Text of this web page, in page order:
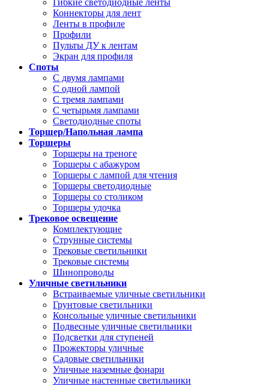
Гибкие светодиодные ленты
Коннекторы для лент
Ленты в профиле
Профили
Пульты ДУ к лентам
Экран для профиля
Споты
С двумя лампами
С одной лампой
С тремя лампами
С четырьмя лампами
Светодиодные споты
Торшер/Напольная лампа
Торшеры
Торшеры на треноге
Торшеры с абажуром
Торшеры с лампой для чтения
Торшеры светодиодные
Торшеры со столиком
Торшеры удочка
Трековое освещение
Комплектующие
Струнные системы
Трековые светильники
Трековые системы
Шинопроводы
Уличные светильники
Встраиваемые уличные светильники
Грунтовые светильники
Консольные уличные светильники
Подвесные уличные светильники
Подсветки для ступеней
Прожекторы уличные
Садовые светильники
Уличные наземные фонари
Уличные настенные светильники